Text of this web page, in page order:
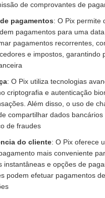
de comprovantes de
pagamentos: O Pix permite
pagamentos para uma
pagamentos recorrentes,
e impostos, garantindo
: O Pix utiliza tecnologias
criptografia e autenticação
Além disso, o uso de
compartilhar dados bancários
de fraudes
do cliente: O Pix oferece
mais conveniente
instantâneas e opções de
podem efetuar pagamentos